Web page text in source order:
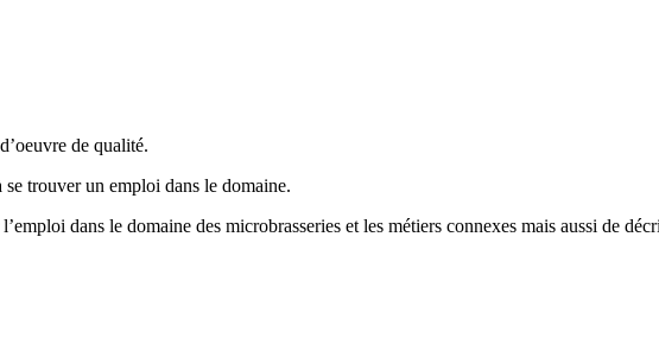
de qualité.
trouver un emploi dans le domaine.
dans le domaine des microbrasseries et les métiers connexes mais aussi de